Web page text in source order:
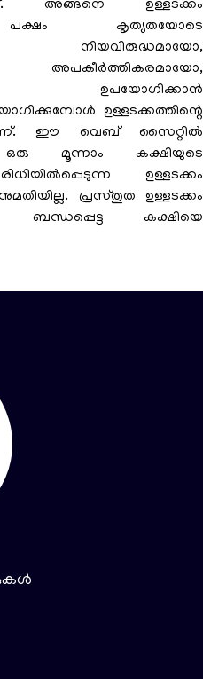
അങ്ങനെ ഉള്ളടക്കം
പക്ഷം കൃത്യതയോടെ
നിയവിരുദ്ധമായോ,
അപകീർത്തികരമായോ,
ഉപയോഗിക്കാൻ
ഉള്ളടക്കത്തിന്റെ
ഈ വെബ് സൈറ്റിൽ
ഒരു മൂന്നാം കക്ഷിയുടെ
ഉള്ളടക്കം
പ്രസ്തുത ഉള്ളടക്കം
ബന്ധപ്പെട്ട കക്ഷിയെ